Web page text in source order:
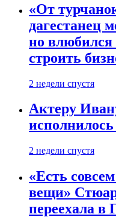
«От
дагестанец
но влюбился
строить
2 недели спустя
Актеру
исполнилось
2 недели спустя
«Есть
вещи»
переехала в